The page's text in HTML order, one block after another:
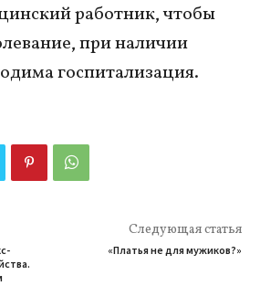
работник, чтобы
при наличии
госпитализация.
Следующая статья
«Платья не для мужиков?»